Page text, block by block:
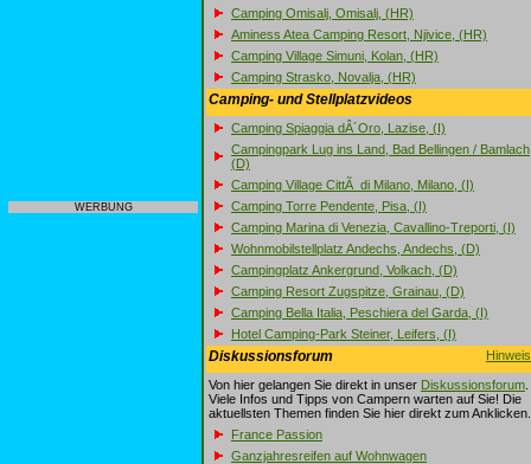
WERBUNG
Camping Omisalj, Omisalj, (HR)
Aminess Atea Camping Resort, Njivice, (HR)
Camping Village Simuni, Kolan, (HR)
Camping Strasko, Novalja, (HR)
Camping- und Stellplatzvideos
Camping Spiaggia dÂ´Oro, Lazise, (I)
Campingpark Lug ins Land, Bad Bellingen /
(D)
Camping Village CittÃ di Milano, Milano, (I)
Camping Torre Pendente, Pisa, (I)
Camping Marina di Venezia, Cavallino-Treporti, (I)
Wohnmobilstellplatz Andechs, Andechs, (D)
Campingplatz Ankergrund, Volkach, (D)
Camping Resort Zugspitze, Grainau, (D)
Camping Bella Italia, Peschiera del Garda, (I)
Hotel Camping-Park Steiner, Leifers, (I)
Diskussionsforum
Von hier gelangen Sie direkt in unser Diskussionsforum
Viele Infos und Tipps von Campern warten auf Sie! Die
aktuellsten Themen finden Sie hier direkt zum Anklicken.
France Passion
Ganzjahresreifen auf Wohnwagen